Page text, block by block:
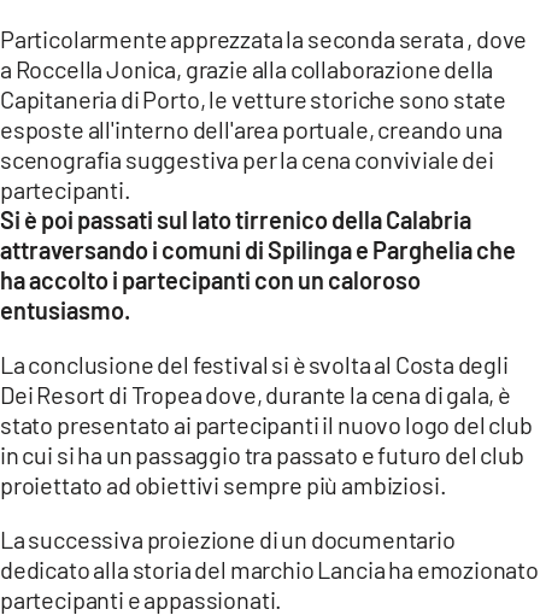
Particolarmente apprezzata la seconda serata , dove
a Roccella Jonica, grazie alla collaborazione della
Capitaneria di Porto, le vetture storiche sono state
esposte all'interno dell'area portuale, creando una
scenografia suggestiva per la cena conviviale dei
partecipanti.
Si è poi passati sul lato tirrenico della Calabria
attraversando i comuni di Spilinga e Parghelia che
ha accolto i partecipanti con un caloroso
entusiasmo.
La conclusione del festival si è svolta al Costa degli
Dei Resort di Tropea dove, durante la cena di gala, è
stato presentato ai partecipanti il nuovo logo del club
in cui si ha un passaggio tra passato e futuro del club
proiettato ad obiettivi sempre più ambiziosi.
La successiva proiezione di un documentario
dedicato alla storia del marchio Lancia ha emozionato
partecipanti e appassionati.